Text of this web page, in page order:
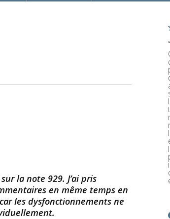
la note 929. J’ai pris
en même temps en
les dysfonctionnements ne